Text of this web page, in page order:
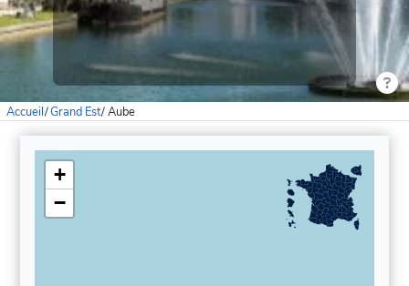
Accueil/Grand Est/Aube
+
−